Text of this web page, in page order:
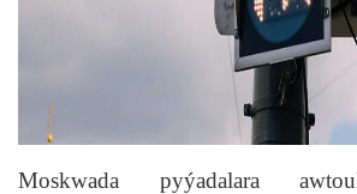
Moskwada pyýadalara